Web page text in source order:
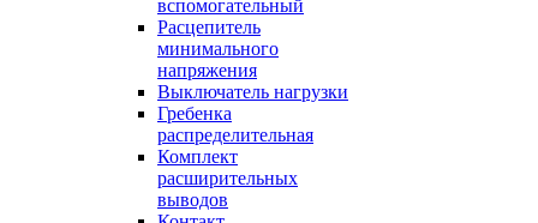
вспомогательный
Расцепитель
минимального
напряжения
Выключатель нагрузки
Гребенка
распределительная
Комплект
расширительных
выводов